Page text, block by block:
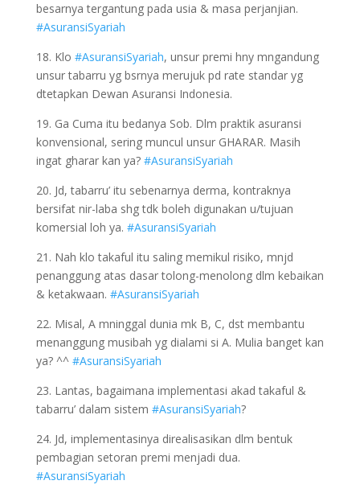
besarnya tergantung pada usia & masa perjanjian.
#AsuransiSyariah
18. Klo #AsuransiSyariah, unsur premi hny mngandung
unsur tabarru yg bsrnya merujuk pd rate standar yg
dtetapkan Dewan Asuransi Indonesia.
19. Ga Cuma itu bedanya Sob. Dlm praktik asuransi
konvensional, sering muncul unsur GHARAR. Masih
ingat gharar kan ya? #AsuransiSyariah
20. Jd, tabarru’ itu sebenarnya derma, kontraknya
bersifat nir-laba shg tdk boleh digunakan u/tujuan
komersial loh ya. #AsuransiSyariah
21. Nah klo takaful itu saling memikul risiko, mnjd
penanggung atas dasar tolong-menolong dlm kebaikan
& ketakwaan. #AsuransiSyariah
22. Misal, A mninggal dunia mk B, C, dst membantu
menanggung musibah yg dialami si A. Mulia banget kan
ya? ^^ #AsuransiSyariah
23. Lantas, bagaimana implementasi akad takaful &
tabarru’ dalam sistem #AsuransiSyariah?
24. Jd, implementasinya direalisasikan dlm bentuk
pembagian setoran premi menjadi dua.
#AsuransiSyariah